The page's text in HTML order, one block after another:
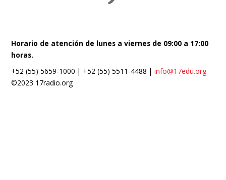
Horario de atención de lunes a viernes de 09:00 a 17:00
horas.
+52 (55) 5659-1000 | +52 (55) 5511-4488 |info@17edu.org
©2023 17radio.org